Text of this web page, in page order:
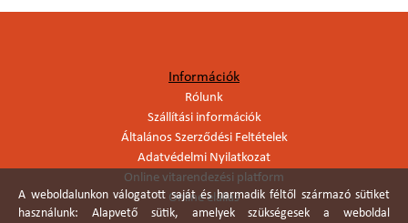
Információk
Rólunk
Szállítási információk
Általános Szerződési Feltételek
Adatvédelmi Nyilatkozat
Online vitarendezési platform
Online elállás
A weboldalunkon válogatott saját és harmadik féltől származó sütiket
használunk: Alapvető sütik, amelyek szükségesek a weboldal